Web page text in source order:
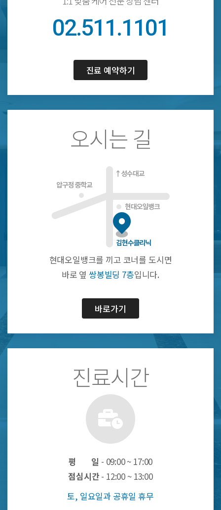
02.511.1101
진료 예약하기
오시는 길
현대오일뱅크를 끼고 코너를 도시면
바로 옆 쌍봉빌딩 7층입니다.
바로가기
진료시간
평 일 - 09:00 ~ 17:00
점심시간 - 12:00 ~ 13:00
토, 일요일과 공휴일 휴무